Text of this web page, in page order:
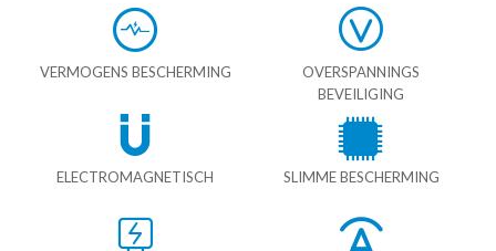
VERMOGENS BESCHERMING
OVERSPANNINGS
BEVEILIGING
ELECTROMAGNETISCH SLIMME BESCHERMING